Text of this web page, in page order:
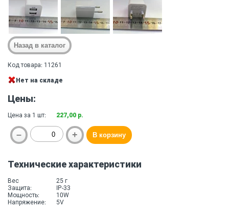
Код товара: 11261
Нет на складе
Цены:
Цена за 1 шт: 227,00 р.
Технические характеристики
Вес
25 г
Защита:
IP-33
Мощность:
10W
Напряжение:
5V